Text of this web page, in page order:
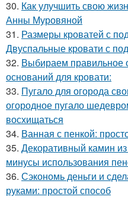
30. Как улучшить свою
Анны Муровяной
31. Размеры кроватей с
Двуспальные кровати с
32. Выбираем правильное
оснований для кровати:
33. Пугало для огорода
огородное пугало
восхищаться
34. Ванная с пенкой:
35. Декоративный камин
минусы использования
36. Сэкономь деньги и
руками: простой способ